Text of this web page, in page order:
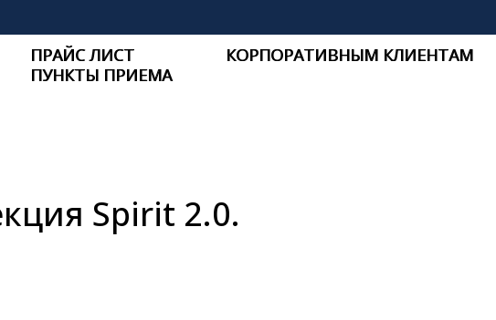
ПРАЙС ЛИСТ
КОРПОРАТИВНЫМ КЛИЕНТАМ
ПУНКТЫ ПРИЕМА
Spirit 2.0.